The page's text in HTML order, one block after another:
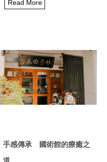
Read More
手感傳承 國術館的療癒之
道